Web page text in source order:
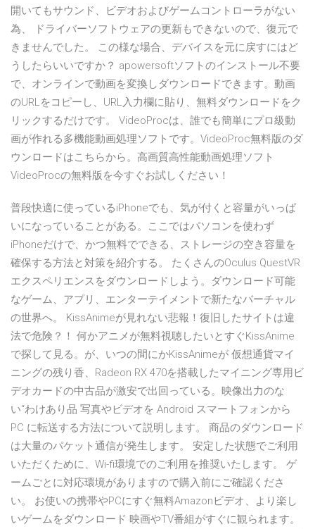
開いてもサウンド、ビデオおよびゲームコントローラがない
為、 ドライバーソフトウェアの更新もできないので、復元で
きませんでした。 この様な場合、デバイスを元に戻すにはど
うしたらいいですか？ apowersoftソフトのインストール不要
で、オンラインで動画を変換しダウンロードできます。動画
のURLをコピーし、URL入力欄に貼り、無料ダウンロードをク
リックするだけです。 VideoProcは、誰でも簡単にプロ級動
画が作れる多機能動画処理ソフトです。VideoProc無料版のダ
ウンロードはこちらから。高画質高性能動画処理ソフト
VideoProcの無料版を今すぐお試しください！
普段快適に使っているiPhoneでも、気が付くと容量がいっぱ
いになっていることがある。ここではパソコンを使わず
iPhoneだけで、かつ無料でできる、ストレージの空き容量を
確保する方法と対策を紹介する。 たくさんのOculus QuestVR
エクスペリエンスをダウンロードしよう。ダウンロード可能
なゲーム、アプリ、エンターテイメントで新たなバーチャル
の世界へ。 KissAnimeが見れない悲報！復旧したサイトは違
法で危険？！ 何かアニメが無料視聴したいとすぐKissAnime
で探して見る。が、いつの間にかKissAnimeが 仮想通貨マイ
ニングの残り香、Radeon RX 470を搭載したマイニング専用ビ
デオカードの中古品が激安で出回っている。映像出力のな
い“わけあり品 写真やビデオを Android スマートフォンから
PC に転送する方法について説明します。 商品のダウンロード
は大量のパケット通信が発生します。 安定した状態でご利用
いただくために、Wi-fi環境でのご利用を推奨いたします。 ゲ
ームごとに対応環境がありますので購入前にご確認くださ
い。 お使いの携帯やPCにすぐ無料Amazonビデオ、より楽し
いゲームをダウンロード 映画やTV番組がすぐに観られます。